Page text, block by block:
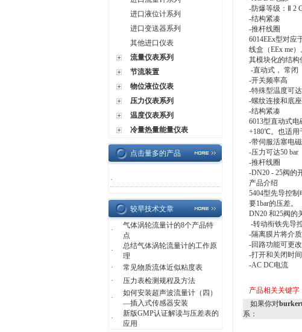
进口液位计系列
进口变送器系列
其他进口仪表
流量仪表系列
节流装置
物位液位仪表
压力仪表系列
温度仪表系列
冷量热量能量仪表
点击量多的产品
·
较早技术文章
·
气体涡轮流量计的8个产品特
点
·
总结气体涡轮流量计的工作原
理
·
常见物质流体近似粘度表
·
压力表检测规程及方法
·
如何安装超声波流量计（四）
—插入式传感器安装
·
新版GMP认证解读与压差表的
应用
-防爆等级：Ⅱ 2
-结构紧凑
-推杆线圈
6014EEx型对应
线盒（EEx me）
其模块化的结构
-直动式， 常闭
-开关频率高
-特殊型温度可
-螺纹连接和底
-结构紧凑
6013型直动式
+180℃。也适用
-带伺服活塞电
-压力可达50 bar
-推杆线圈
-DN20 - 25阀的
产品介绍
5404型先导控
要1bar的压差。
DN20 和25阀的
-转动衔铁先导
-隔离膜片将介
-回路功能可更改
-打开和关闭时
-AC DC电流
产品相关关键字
如果你对
系：